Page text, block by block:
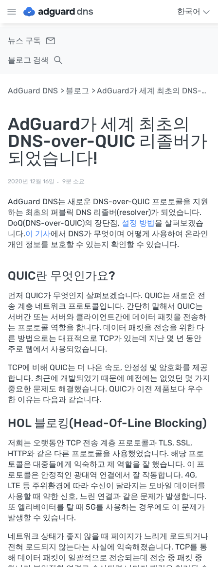
한국어
뉴스 구독
블로그 검색
AdGuard DNS 블로그 AdGuard가 세계 최초의 DNS-over-QUIC 리졸버가 되었습니다!
AdGuard가 세계 최초의
DNS-over-QUIC 리졸버가
되었습니다!
2020년 12월 16일 9분 소요
AdGuard DNS는 새로운 DNS-over-QUIC 프로토콜을 지원
하는 최초의 퍼블릭 DNS 리졸버(resolver)가 되었습니다.
DoQ(DNS-over-QUIC)의 장단점, 설정 방법을 살펴보겠습
니다.이 기사에서 DNS가 무엇이며 어떻게 사용하여 온라인
개인 정보를 보호할 수 있는지 확인할 수 있습니다.
QUIC란 무엇인가요?
먼저 QUIC가 무엇인지 살펴보겠습니다. QUIC는 새로운 전
송 계층 네트워크 프로토콜입니다. 간단히 말해서 QUIC는
서버간 또는 서버와 클라이언트간에 데이터 패킷을 전송하
는 프로토콜 역할을 합니다. 데이터 패킷을 전송을 위한 다
른 방법으로는 대표적으로 TCP가 있는데 지난 몇 년 동안
주로 웹에서 사용되었습니다.
TCP에 비해 QUIC는 더 나은 속도, 안정성 및 암호화를 제공
합니다. 최근에 개발되었기 때문에 예전에는 없었던 몇 가지
중요한 문제도 해결했습니다. QUIC가 이전 제품보다 우수
한 이유는 다음과 같습니다.
HOL 블로킹(Head-Of-Line Blocking)
저희는 오랫동안 TCP 전송 계층 프로토콜과 TLS, SSL,
HTTP와 같은 다른 프로토콜을 사용했었습니다. 해당 프로
토콜은 대중들에게 익숙하고 제 역할을 잘 했습니다. 이 프
로토콜은 안정적인 광대역 연결에서 잘 작동합니다. 4G,
LTE 등 주위환경에 따라 수신이 달라지는 모바일 데이터를
사용할 때 약한 신호, 느린 연결과 같은 문제가 발생합니다.
또 엘리베이터를 탈 때 5G를 사용하는 경우에도 이 문제가
발생할 수 있습니다.
네트워크 상태가 좋지 않을 때 페이지가 느리게 로드되거나
전혀 로드되지 않는다는 사실에 익숙해졌습니다. TCP를 통
해 데이터 패킷이 일괄적으로 전송되는데 전송 중 패킷 중